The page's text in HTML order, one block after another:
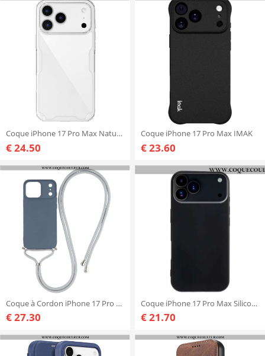
Coque iPhone 17 Pro Max Nature Pro Series NILLKIN
€ 24.50
Coque iPhone 17 Pro Max IMAK
€ 23.60
Coque à Cordon iPhone 17 Pro Max Classique
€ 27.30
Coque iPhone 17 Pro Max Silicone Mat
€ 21.70